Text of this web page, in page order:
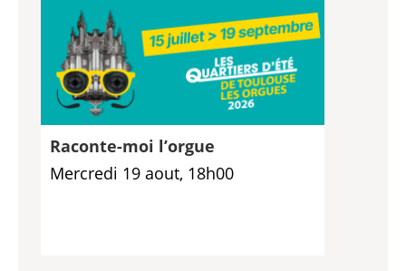
Raconte-moi l’orgue
Mercredi 19 aout, 18h00